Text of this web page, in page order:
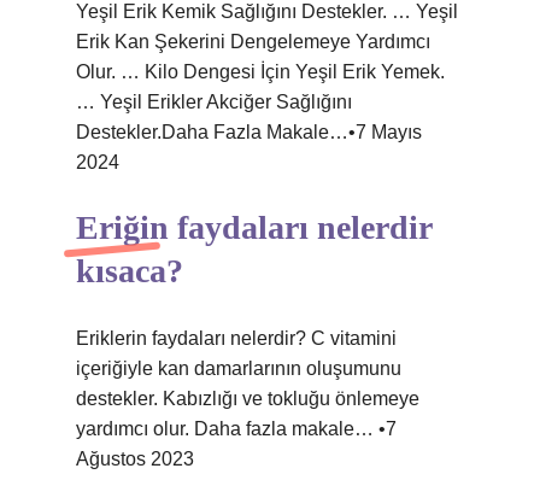
Yeşil Erik Kemik Sağlığını Destekler. … Yeşil
Erik Kan Şekerini Dengelemeye Yardımcı
Olur. … Kilo Dengesi İçin Yeşil Erik Yemek.
… Yeşil Erikler Akciğer Sağlığını
Destekler.Daha Fazla Makale…•7 Mayıs
2024
Eriğin faydaları nelerdir
kısaca?
Eriklerin faydaları nelerdir? C vitamini
içeriğiyle kan damarlarının oluşumunu
destekler. Kabızlığı ve tokluğu önlemeye
yardımcı olur. Daha fazla makale… •7
Ağustos 2023